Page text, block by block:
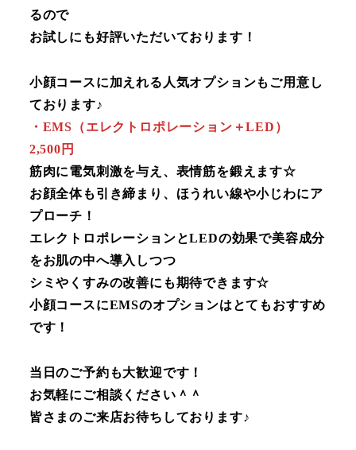
るので
お試しにも好評いただいております！
小顔コースに加えれる人気オプションもご用意し
ております♪
・EMS（エレクトロポレーション＋LED）
2,500円
筋肉に電気刺激を与え、表情筋を鍛えます☆
お顔全体も引き締まり、ほうれい線や小じわにア
プローチ！
エレクトロポレーションとLEDの効果で美容成分
をお肌の中へ導入しつつ
シミやくすみの改善にも期待できます☆
小顔コースにEMSのオプションはとてもおすすめ
です！
当日のご予約も大歓迎です！
お気軽にご相談ください＾＾
皆さまのご来店お待ちしております♪